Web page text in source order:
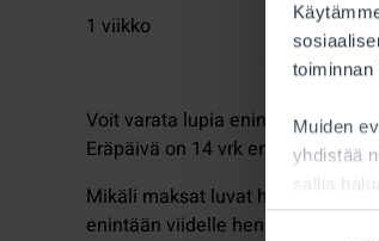
Muiden
yhdistää
sallia
1 viikko
Voit varata lupia enintään
Eräpäivä on 14 vrk ennen luvan
Mikäli maksat luvat heti, voit
enintään viidelle henkilölle.